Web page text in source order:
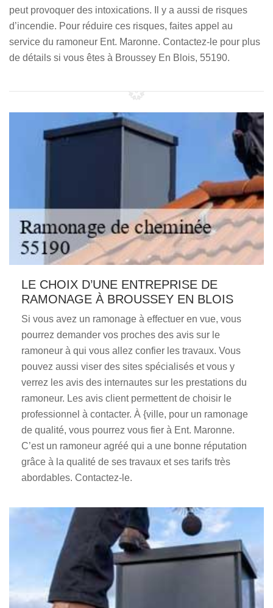
peut provoquer des intoxications. Il y a aussi de risques
d’incendie. Pour réduire ces risques, faites appel au
service du ramoneur Ent. Maronne. Contactez-le pour plus
de détails si vous êtes à Broussey En Blois, 55190.
LE CHOIX D’UNE ENTREPRISE DE
RAMONAGE À BROUSSEY EN BLOIS
Si vous avez un ramonage à effectuer en vue, vous
pourrez demander vos proches des avis sur le
ramoneur à qui vous allez confier les travaux. Vous
pouvez aussi viser des sites spécialisés et vous y
verrez les avis des internautes sur les prestations du
ramoneur. Les avis client permettent de choisir le
professionnel à contacter. À {ville, pour un ramonage
de qualité, vous pourrez vous fier à Ent. Maronne.
C’est un ramoneur agréé qui a une bonne réputation
grâce à la qualité de ses travaux et ses tarifs très
abordables. Contactez-le.